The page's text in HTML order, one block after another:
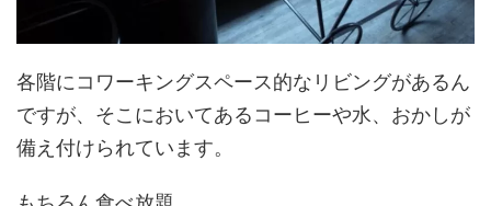
各階にコワーキングスペース的なリビングがあるん
ですが、そこにおいてあるコーヒーや水、おかしが
備え付けられています。